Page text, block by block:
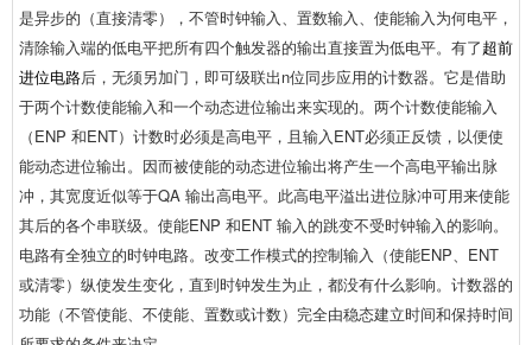
是异步的（直接清零），不管时钟输入、置数输入、使能输入为何电平，
清除输入端的低电平把所有四个触发器的输出直接置为低电平。有了超前
进位电路后，无须另加门，即可级联出n位同步应用的计数器。它是借助
于两个计数使能输入和一个动态进位输出来实现的。两个计数使能输入
（ENP 和ENT）计数时必须是高电平，且输入ENT必须正反馈，以便使
能动态进位输出。因而被使能的动态进位输出将产生一个高电平输出脉
冲，其宽度近似等于QA 输出高电平。此高电平溢出进位脉冲可用来使能
其后的各个串联级。使能ENP 和ENT 输入的跳变不受时钟输入的影响。
电路有全独立的时钟电路。改变工作模式的控制输入（使能ENP、ENT
或清零）纵使发生变化，直到时钟发生为止，都没有什么影响。计数器的
功能（不管使能、不使能、置数或计数）完全由稳态建立时间和保持时间